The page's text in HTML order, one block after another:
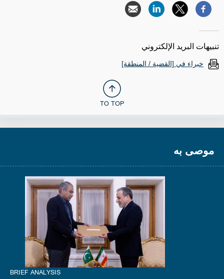
تنبيهات البريد الإلكتروني
خبراء في [القضية / المنطقة]
TO TOP
موصى به
BRIEF ANALYSIS